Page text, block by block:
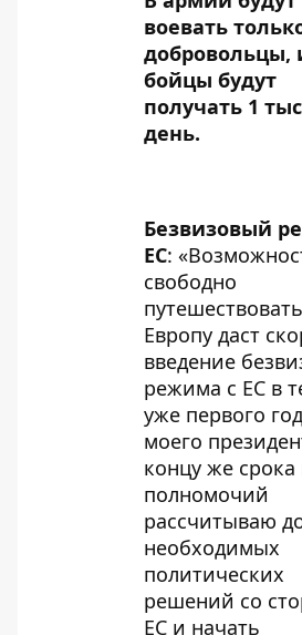
воевать
добровольцы,
бойцы будут
получать 1
день.
Безвизовый
ЕС:
свободно
Европу даст
введение
режима с ЕС в
уже первого
моего
концу же
полномочий
рассчитываю
необходимых
политических
решений со
ЕС и начать